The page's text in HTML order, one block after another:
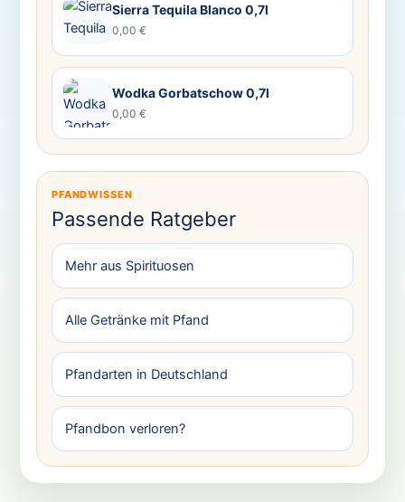
Sierra Tequila Blanco 0,7l
0,00 €
Wodka Gorbatschow 0,7l
0,00 €
PFANDWISSEN
Passende Ratgeber
Mehr aus Spirituosen
Alle Getränke mit Pfand
Pfandarten in Deutschland
Pfandbon verloren?